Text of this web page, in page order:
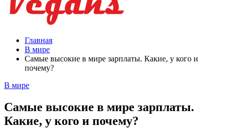
Главная
В мире
Самые высокие в мире зарплаты. Какие, у кого и
почему?
В мире
Самые высокие в мире зарплаты.
Какие, у кого и почему?